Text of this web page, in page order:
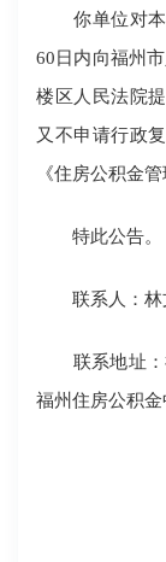
你单位对
60日内向福州
楼区人民法院
又不申请行政
《住房公积金
特此公告。
联系人：林
联系地址：
福州住房公积